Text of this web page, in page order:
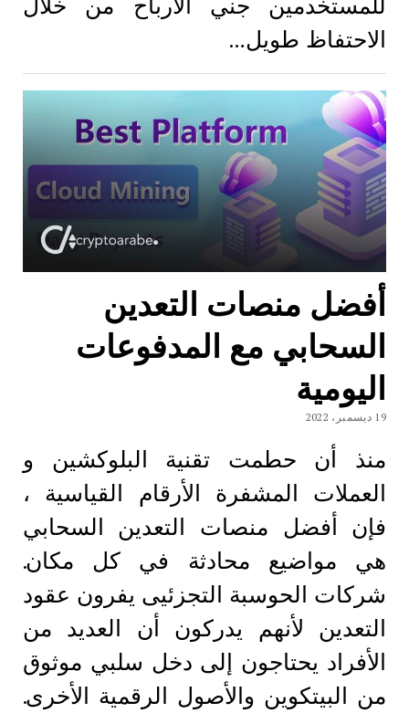
الاحتفاظ طويل…
أفضل منصات التعدين
السحابي مع المدفوعات
اليومية
19 ديسمبر، 2022
منذ أن حطمت تقنية البلوكشين و
العملات المشفرة الأرقام القياسية ،
فإن أفضل منصات التعدين السحابي
هي مواضيع محادثة في كل مكان.
شركات الحوسبة التجزئيى يفرون عقود
التعدين لأنهم يدركون أن العديد من
الأفراد يحتاجون إلى دخل سلبي موثوق
من البيتكوين والأصول الرقمية الأخرى.